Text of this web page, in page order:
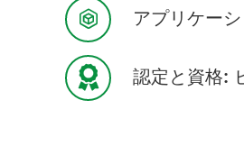
 アプリケー
 認定と資格: